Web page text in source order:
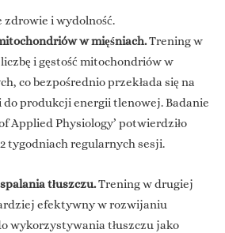
zdrowie i wydolność.
w mięśniach.Trening w
i gęstość mitochondriów w
co bezpośrednio przekłada się na
do produkcji energii tlenowej. Badanie
Applied Physiology’ potwierdziło
tygodniach regularnych sesji.
tłuszczu.Trening w drugiej
efektywny w rozwijaniu
wykorzystywania tłuszczu jako